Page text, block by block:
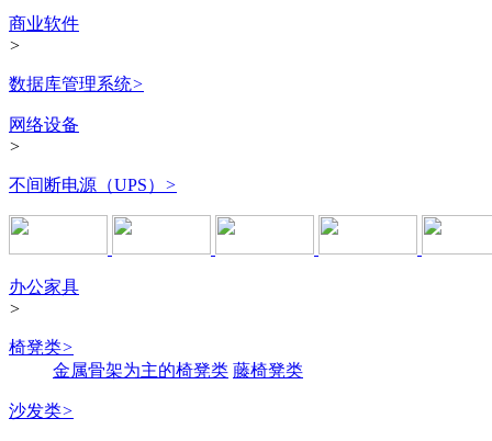
商业软件
>
数据库管理系统>
网络设备
>
不间断电源（UPS） >
办公家具
>
椅凳类>
金属骨架为主的椅凳类 藤椅凳类
沙发类>